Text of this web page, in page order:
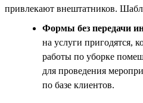
привлекают внештатников.
Формы без передачи
на услуги пригодятся,
работы по уборке
для проведения
по базе клиентов.